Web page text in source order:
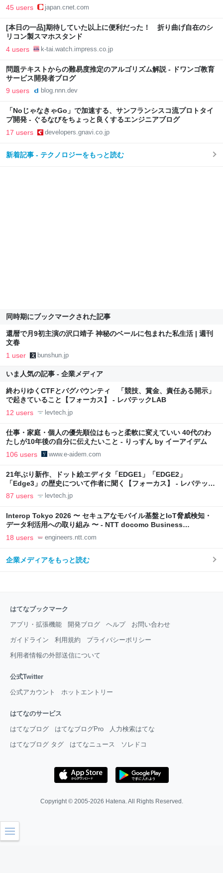
45 users japan.cnet.com
[本日の一品]期待していた以上に便利だった！ 折り曲げ自在のシ
リコン製スマホスタンド
4 users k-tai.watch.impress.co.jp
問題テキストからの難易度推定のアルゴリズム解説 - ドワンゴ教育
サービス開発者ブログ
9 users blog.nnn.dev
「NoじゃなきゃGo」で加速する、サンフランシスコ流プロトタイ
プ開発 - ぐるなびをちょっと良くするエンジニアブログ
17 users developers.gnavi.co.jp
新着記事 - テクノロジーをもっと読む
同時期にブックマークされた記事
還暦で月9初主演の沢口靖子 神秘のベールに包まれた私生活 | 週刊
文春
1 user bunshun.jp
いま人気の記事 - 企業メディア
終わりゆくCTFとバグバウンティ 「競技、賞金、責任ある開示」
で起きていること【フォーカス】 - レバテックLAB
12 users levtech.jp
仕事・家庭・個人の優先順位はもっと柔軟に変えていい 40代のわ
たしが10年後の自分に伝えたいこと - りっすん by イーアイデム
106 users www.e-aidem.com
21年ぶり新作、ドット絵エディタ「EDGE1」「EDGE2」
「Edge3」の歴史について作者に聞く【フォーカス】 - レバテック
LAB
87 users levtech.jp
Interop Tokyo 2026 〜 セキュアなモバイル基盤とIoT脅威検知・
データ利活用への取り組み 〜 - NTT docomo Business
Engineers' Blog
18 users engineers.ntt.com
企業メディアをもっと読む
はてなブックマーク
アプリ・拡張機能 開発ブログ ヘルプ お問い合わせ
ガイドライン 利用規約 プライバシーポリシー
利用者情報の外部送信について
公式Twitter
公式アカウント ホットエントリー
はてなのサービス
はてなブログ はてなブログPro 人力検索はてな
はてなブログ タグ はてなニュース ソレドコ
Copyright © 2005-2026 Hatena. All Rights Reserved.